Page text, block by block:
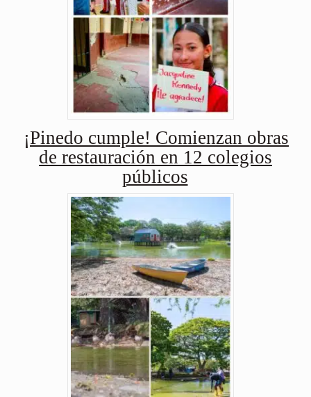
¡Pinedo cumple! Comienzan obras
de restauración en 12 colegios
públicos